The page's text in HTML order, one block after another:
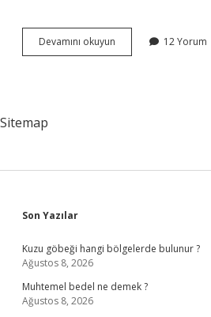
Devamını okuyun
Ciltler
12 Yorum
Sitemap
Sidebar
Son Yazılar
Kuzu göbeği hangi bölgelerde bulunur ?
Ağustos 8, 2026
Muhtemel bedel ne demek ?
Ağustos 8, 2026